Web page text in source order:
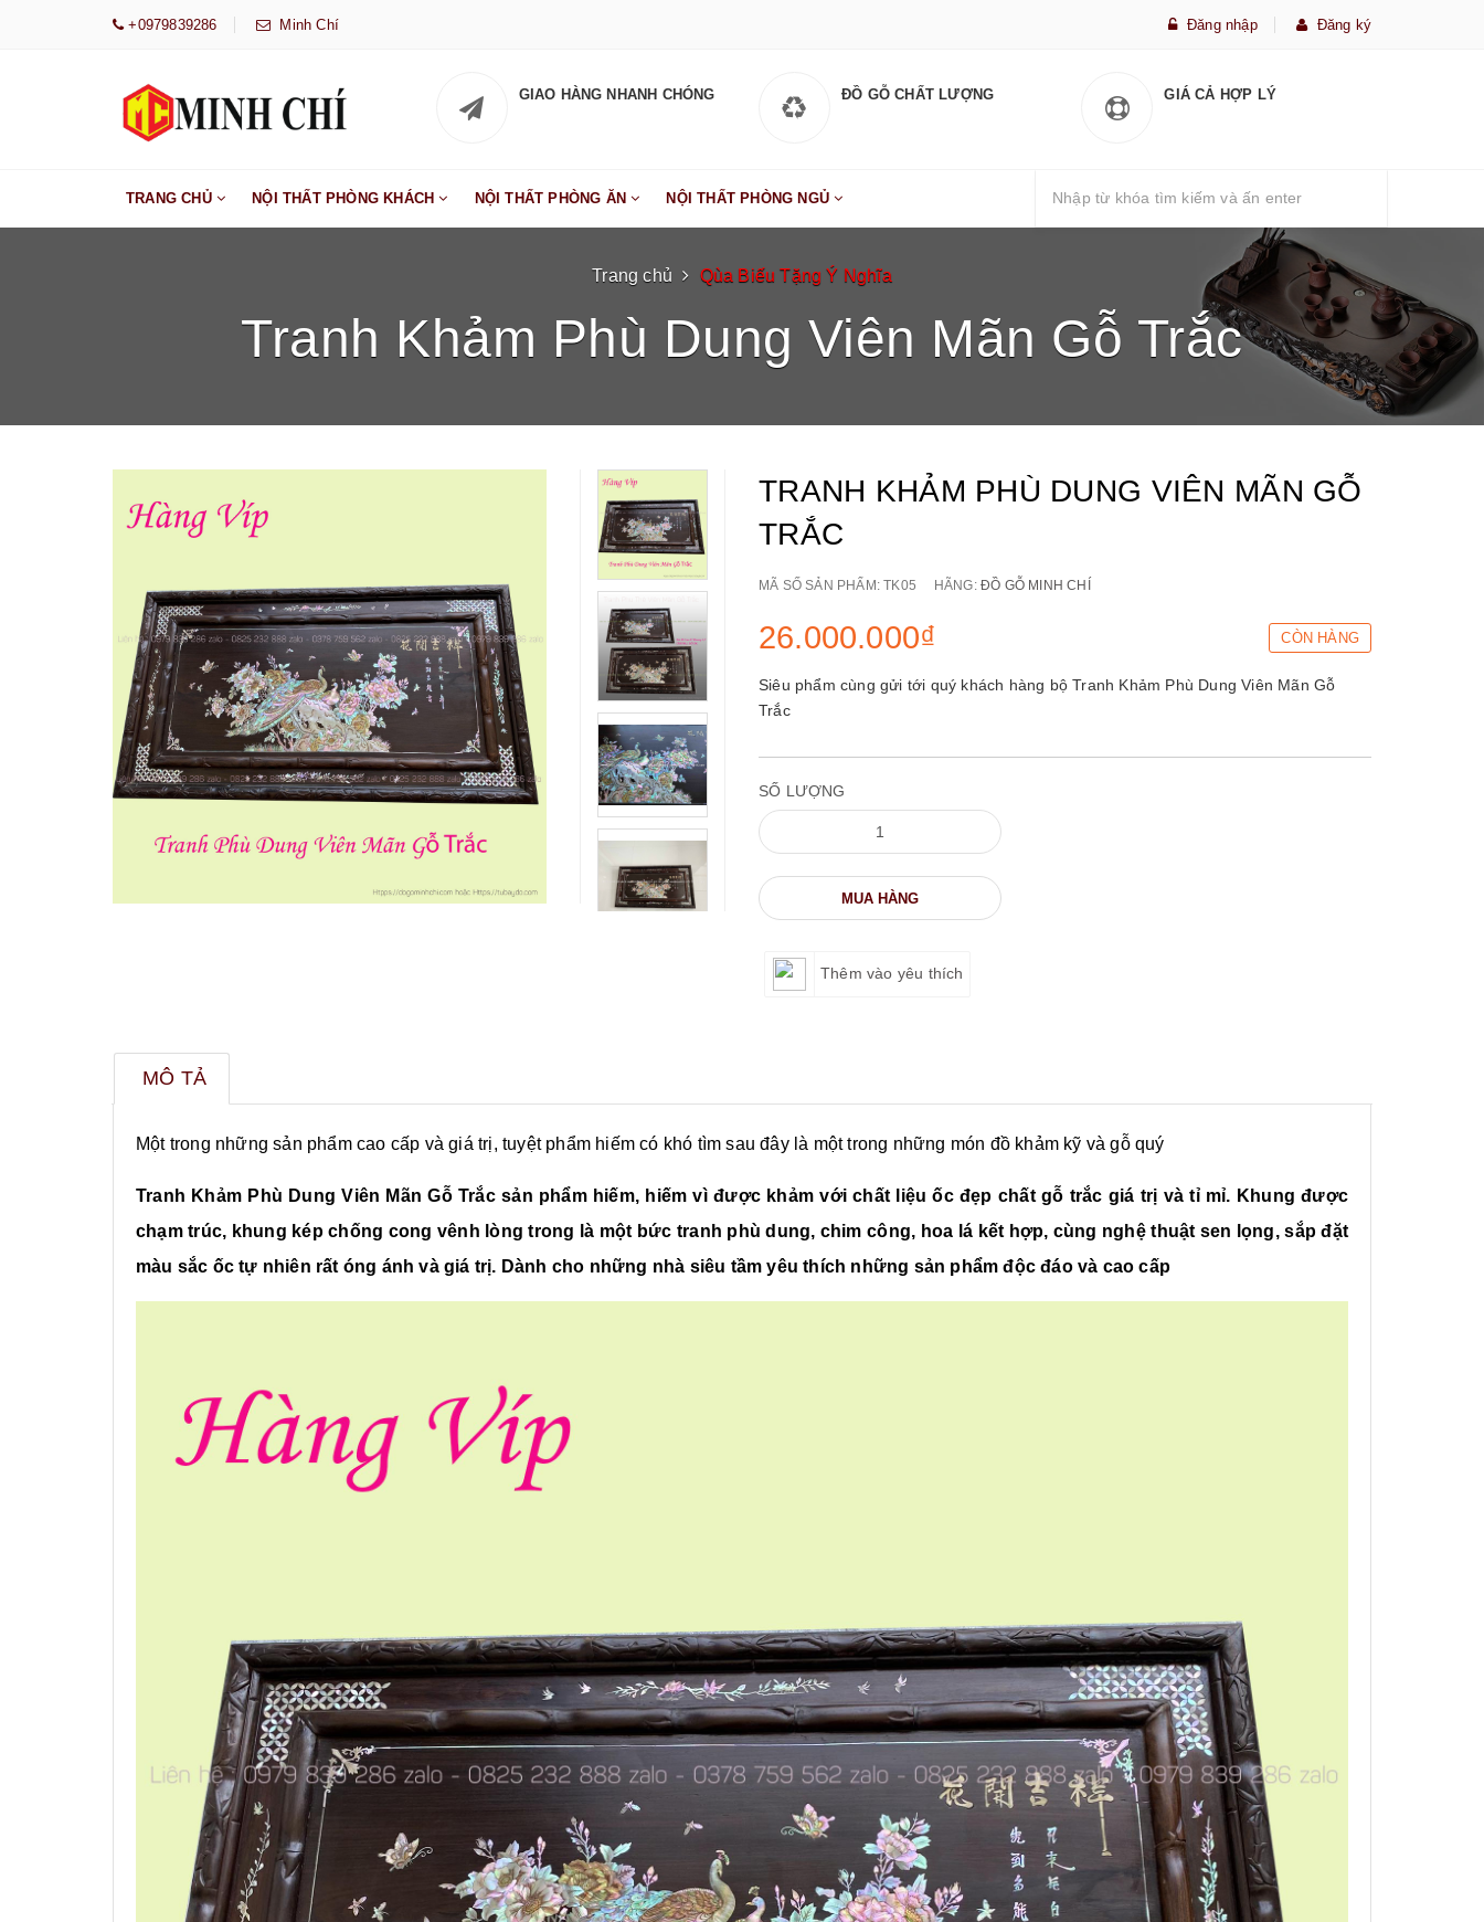
+0979839286 Minh Chí Đăng nhập Đăng ký
GIAO HÀNG NHANH CHÓNG ĐỒ GỖ CHẤT LƯỢNG GIÁ CẢ HỢP LÝ
TRANG CHỦ NỘI THẤT PHÒNG KHÁCH NỘI THẤT PHÒNG ĂN NỘI THẤT PHÒNG NGỦ
Trang chủ Qùa Biếu Tặng Ý Nghĩa
Tranh Khảm Phù Dung Viên Mãn Gỗ Trắc
TRANH KHẢM PHÙ DUNG VIÊN MÃN GỖ
TRẮC
MÃ SỐ SẢN PHẨM:TK05 HÃNG:ĐỒ GỖ MINH CHÍ
26.000.000₫ CÒN HÀNG
Siêu phẩm cùng gửi tới quý khách hàng bộ Tranh Khảm Phù Dung Viên Mãn Gỗ
Trắc
SỐ LƯỢNG
MUA HÀNG
Thêm vào yêu thích
MÔ TẢ
Một trong những sản phẩm cao cấp và giá trị, tuyệt phẩm hiếm có khó tìm sau đây là một trong những món đồ khảm kỹ và gỗ quý
Tranh Khảm Phù Dung Viên Mãn Gỗ Trắc sản phẩm hiếm, hiếm vì được khảm với chất liệu ốc đẹp chất gỗ trắc giá trị và tỉ mỉ. Khung được
chạm trúc, khung kép chống cong vênh lòng trong là một bức tranh phù dung, chim công, hoa lá kết hợp, cùng nghệ thuật sen lọng, sắp đặt
màu sắc ốc tự nhiên rất óng ánh và giá trị. Dành cho những nhà siêu tầm yêu thích những sản phẩm độc đáo và cao cấp